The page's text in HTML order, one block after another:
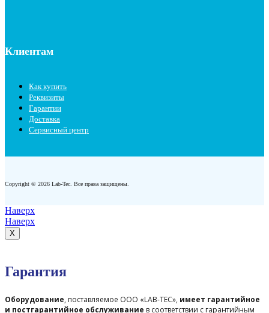
Клиентам
Как купить
Реквизиты
Гарантии
Доставка
Сервисный центр
Copyright © 2026 Lab-Tec. Все права защищены.
Наверх
Наверх
X
Гарантия
Оборудование, поставляемое ООО «LAB-TEC», имеет гарантийное
и постгарантийное обслуживание в соответствии с гарантийным